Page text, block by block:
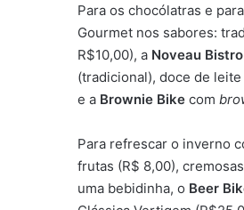
Para os chocólatras e
Gourmet nos sabores:
R$10,00), a Noveau Bistro
(tradicional), doce de
e a Brownie Bike com
Para refrescar o inverno
frutas (R$ 8,00),
uma bebidinha, o Beer